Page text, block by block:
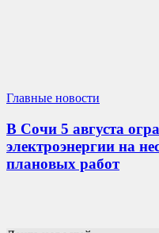
Главные новости
В Сочи 5 августа
электроэнергии на
плановых работ